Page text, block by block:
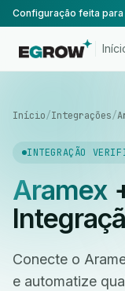
Início/Integrações/
INTEGRAÇÃO
Aramex
Conecte o
e automatize